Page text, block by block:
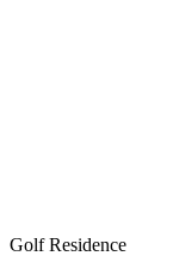
Golf Residence